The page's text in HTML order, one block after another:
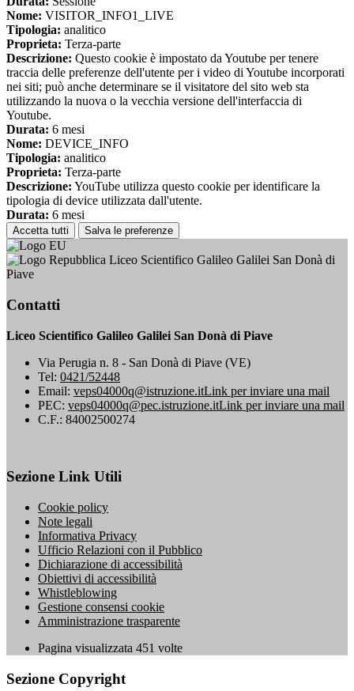
Nome: VISITOR_INFO1_LIVE
Tipologia: analitico
Proprieta: Terza-parte
Descrizione: Questo cookie è impostato da Youtube per tenere
traccia delle preferenze dell'utente per i video di Youtube incorporati
nei siti; può anche determinare se il visitatore del sito web sta
utilizzando la nuova o la vecchia versione dell'interfaccia di
Youtube.
Durata: 6 mesi
Nome: DEVICE_INFO
Tipologia: analitico
Proprieta: Terza-parte
Descrizione: YouTube utilizza questo cookie per identificare la
tipologia di device utilizzata dall'utente.
Durata: 6 mesi
Accetta tutti Salva le preferenze
Liceo Scientifico Galileo Galilei San Donà di
Piave
Contatti
Liceo Scientifico Galileo Galilei San Donà di Piave
Via Perugia n. 8 - San Donà di Piave (VE)
Tel: 0421/52448
Email: veps04000q@istruzione.itLink per inviare una mail
PEC: veps04000q@pec.istruzione.itLink per inviare una mail
C.F.: 84002500274
Sezione Link Utili
Cookie policy
Note legali
Informativa Privacy
Ufficio Relazioni con il Pubblico
Dichiarazione di accessibilità
Obiettivi di accessibilità
Whistleblowing
Gestione consensi cookie
Amministrazione trasparente
Pagina visualizzata 451 volte
Sezione Copyright